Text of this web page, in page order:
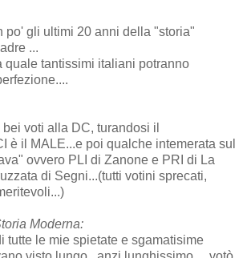
po' gli ultimi 20 anni della "storia"
...
quale tantissimi italiani potranno
voti alla DC, turandosi il
è il MALE...e poi qualche intemerata sul
ovvero PLI di Zanone e PRI di La
di Segni...(tutti votini sprecati,
Moderna:
tutte le mie spietate e sgamatisime